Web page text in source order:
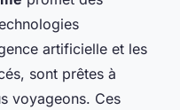
artificielle et les
sont prêtes à
voyageons. Ces